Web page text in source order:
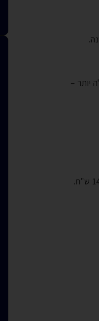
שנים נוספות תעלה יותר –